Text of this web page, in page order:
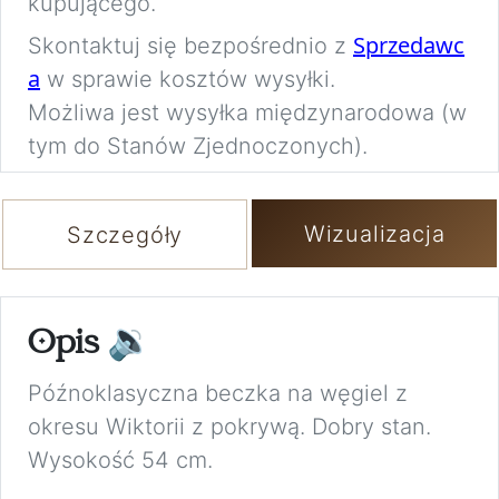
Skontaktuj się bezpośrednio z Sprzedawc
a w sprawie kosztów wysyłki.
Możliwa jest wysyłka międzynarodowa (w
tym do Stanów Zjednoczonych).
Szczegóły Wizualizacja
Opis 🔉
Późnoklasyczna beczka na węgiel z
okresu Wiktorii z pokrywą. Dobry stan.
Wysokość 54 cm.